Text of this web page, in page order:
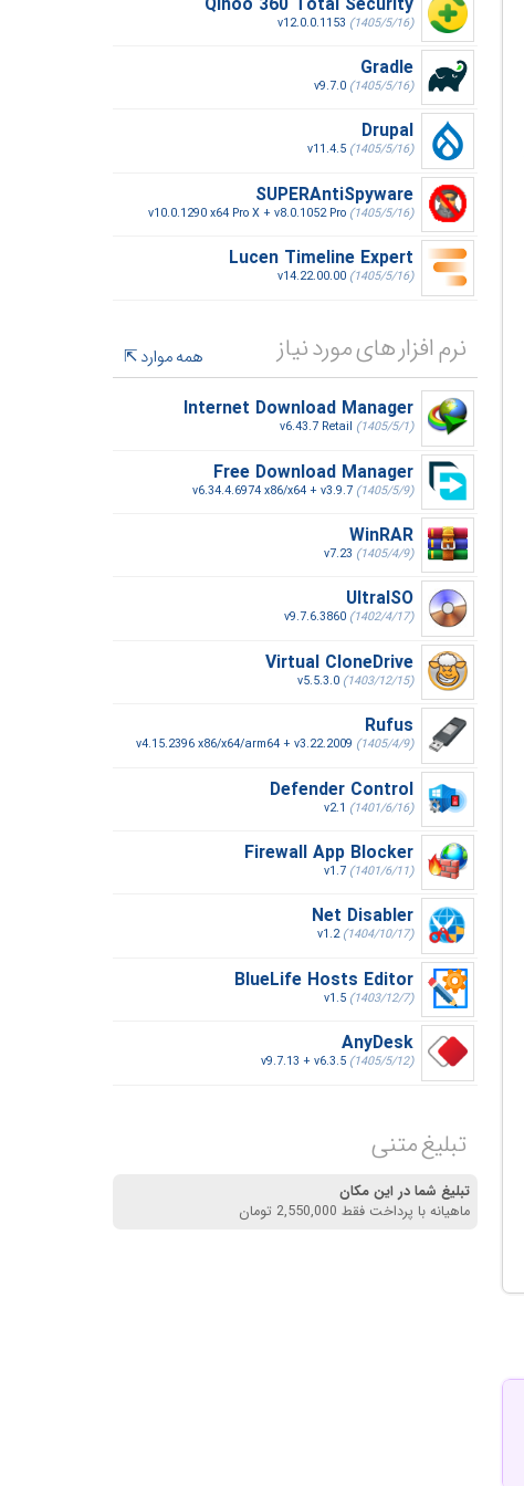
v12.0.0.1153 (1405/5/16)
Gradle
v9.7.0 (1405/5/16)
Drupal
v11.4.5 (1405/5/16)
SUPERAntiSpyware
v10.0.1290 x64 Pro X + v8.0.1052 Pro (1405/5/16)
Lucen Timeline Expert
v14.22.00.00 (1405/5/16)
نرم افزار های مورد نیاز
همه موارد
Internet Download Manager
v6.43.7 Retail (1405/5/1)
Free Download Manager
v6.34.4.6974 x86/x64 + v3.9.7 (1405/5/9)
WinRAR
v7.23 (1405/4/9)
UltraISO
v9.7.6.3860 (1402/4/17)
Virtual CloneDrive
v5.5.3.0 (1403/12/15)
Rufus
v4.15.2396 x86/x64/arm64 + v3.22.2009 (1405/4/9)
Defender Control
v2.1 (1401/6/16)
Firewall App Blocker
v1.7 (1401/6/11)
Net Disabler
v1.2(1404/10/17)
BlueLife Hosts Editor
v1.5 (1403/12/7)
AnyDesk
v9.7.13 + v6.3.5 (1405/5/12)
تبلیغ متنی
تبلیغ شما در این مکان
ماهیانه با پرداخت فقط 2,550,000 تومان